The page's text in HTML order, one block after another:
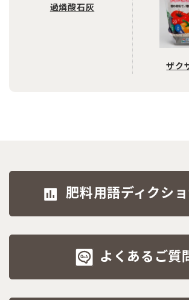
過燐酸石灰
ザク
肥料用語ディクシ
よくあるご質